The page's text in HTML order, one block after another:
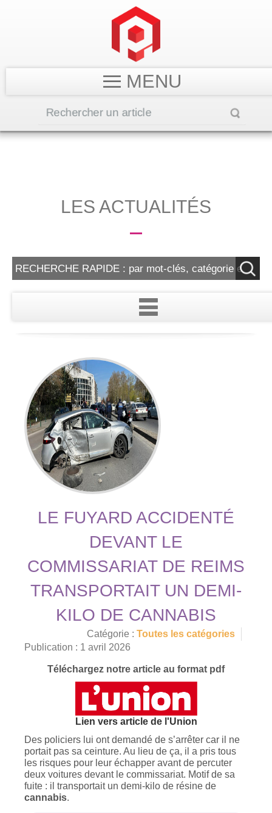
MENU
LES ACTUALITÉS
LE FUYARD ACCIDENTÉ
DEVANT LE
COMMISSARIAT DE REIMS
TRANSPORTAIT UN DEMI-
KILO DE CANNABIS
Catégorie : Toutes les catégories
Publication : 1 avril 2026
Téléchargez notre article au format pdf
Lien vers article de l'Union
Des policiers lui ont demandé de s’arrêter car il ne
portait pas sa ceinture. Au lieu de ça, il a pris tous
les risques pour leur échapper avant de percuter
deux voitures devant le commissariat. Motif de sa
fuite : il transportait un demi-kilo de résine de
cannabis.